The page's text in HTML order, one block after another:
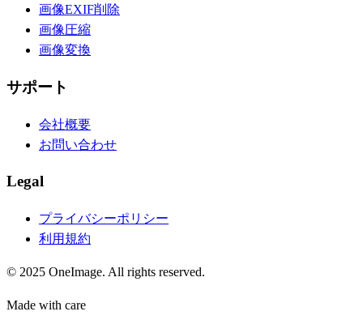
画像EXIF削除
画像圧縮
画像変換
サポート
会社概要
お問い合わせ
Legal
プライバシーポリシー
利用規約
© 2025 OneImage. All rights reserved.
Made with care